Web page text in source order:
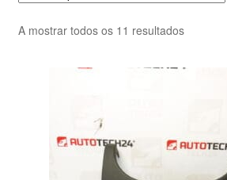
Envio para todo o planeta
Minha conta
Pagamentos
A mostrar todos os 11 resultadosOrdenado
mais